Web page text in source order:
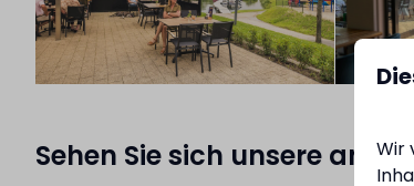
Sehen Sie sich unsere
Wir